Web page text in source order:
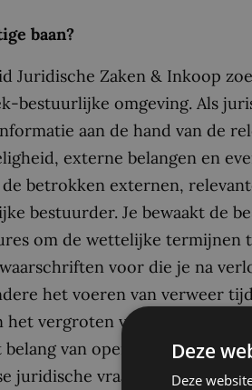
baan?
Juridische Zaken & Inkoop
bestuurlijke omgeving. Als
aan de hand van de
externe belangen en
betrokken externen,
bestuurder. Je bewaakt de
om de wettelijke termijnen
voor die je na
het voeren van verweer
het vergroten van het
van openbaarheid. Je
juridische vraagstukken die
Deze
Deze